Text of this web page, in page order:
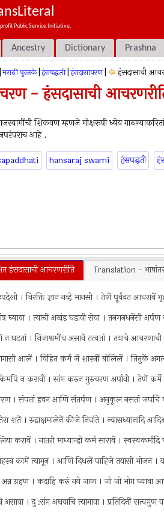
Public Service Initiative.
Ancestry Dictionary Prashna
मराठी पुस्तके हंसपद्धती हंसदासाचरण हंसदासाची
- हंसदासाची
शिकवण म्हणजे मोक्षरूपी ध्येय
आहे .
hansaraj swami हंसपद्धती
हंसदासाची आचरणरीति Translation -
। विरक्ति ज्ञान नव्हे मानसी । तेणें पूर्ववत आचरावें
घ्यावा । त्याची अखंड घडावी सेवा । तनमनधनेंसी
घडतां । निजाश्रमींच असावें तत्वतां । तयाचे आचरणाची
आलें । विहित कर्म जें शास्त्रीं बोलिलें । तितुकें
न करावी । सांग करुन गुरुचरण अर्पावी । तेणें कर्मे
। संपतां हवन आणि संतर्पण । अनुकूल नसतां
शतें । रुद्राक्षमालेनें कीजे निवांते । न्यासध्यानादि
करावें । नातरी माध्यान्ही कर्म सारावें ।
कामें त्यागून । आणि दिधलें पाहिजे तयासी भोजन ।
अन्न ग्रहण । कदाहि करुं नये जाण । जो जो भोग
असावा । दु :संग अघवाचि त्यागावा । प्रतिदिनीं सत्वगुण